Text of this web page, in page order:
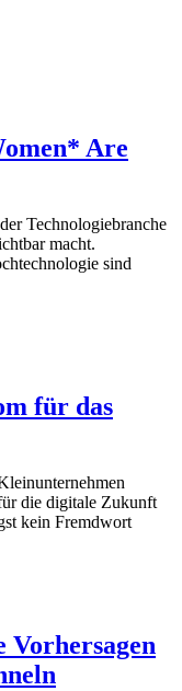
Are
Technologiebranche
macht.
sind
für das
die digitale Zukunft
kein Fremdwort
Vorhersagen